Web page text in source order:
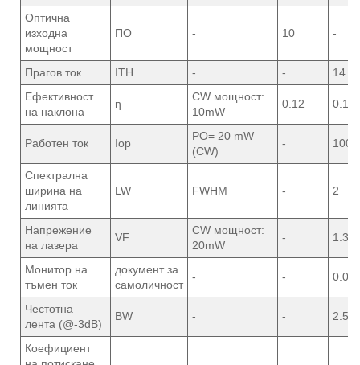
Оптична
изходна
мощност
ПО - 10 -
Прагов ток ITH - -
14
Ефективност
на наклона
ƞ
CW мощност:
10mW
0.12 0.15
Работен ток Iop
PO= 20 mW
(CW)
- 100
Спектрална
ширина на
линията
LW FWHM - 2
Напрежение
на лазера
VF
CW мощност:
20mW
- 1.3
Монитор на
тъмен ток
документ за
самоличност
- - 0.01
Честотна
лента (@-3dB)
BW - - 2.5
Коефициент